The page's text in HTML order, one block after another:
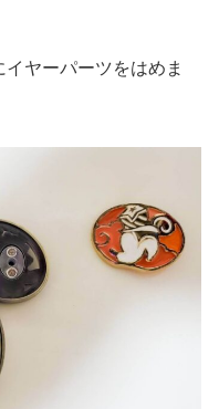
ヤーパーツをはめま